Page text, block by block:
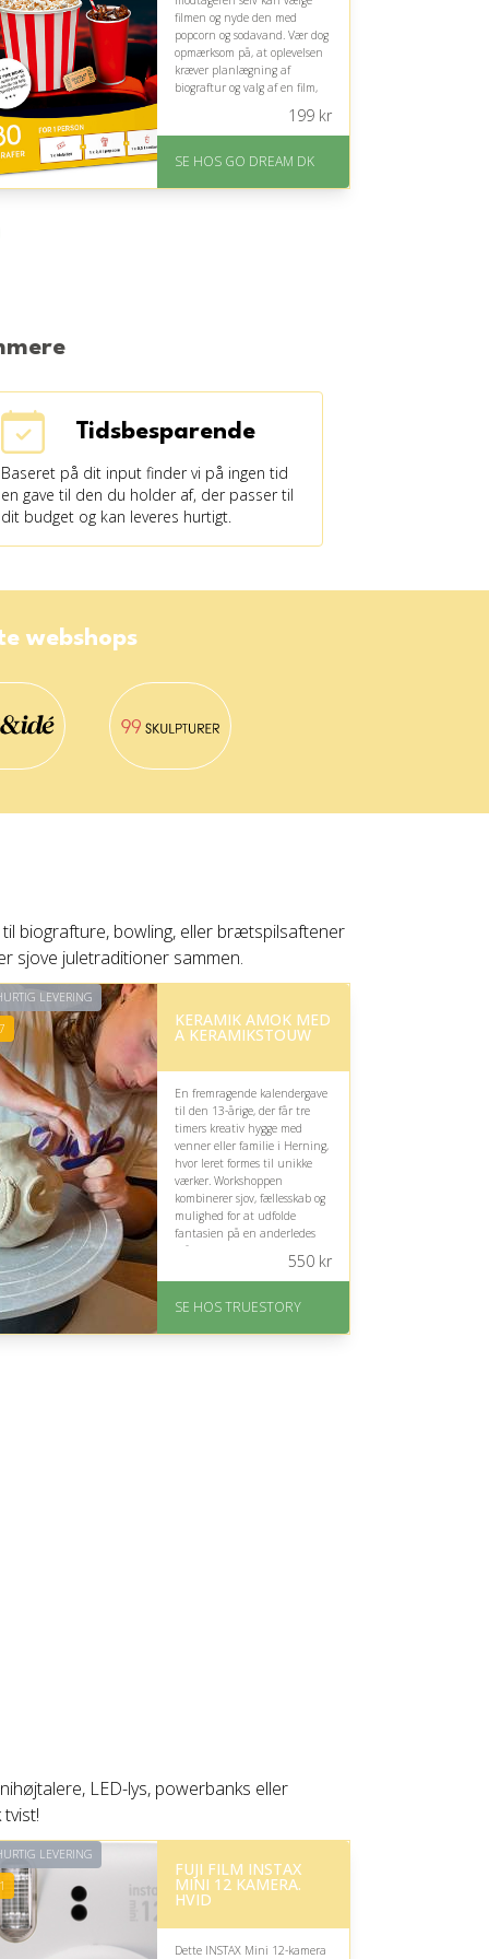
filmen og nyde den med
popcorn og sodavand. Vær dog
opmærksom på, at oplevelsen
kræver planlægning af
biograftur og valg af en film,
På lager
Levering: E-gavekort kan
199kr
SE HOS GO DREAM DK
Tidsbesparende
Baseret på dit input finder vi på ingen tid
en gave til den du holder af, der passer til
dit budget og kan leveres hurtigt.
webshops
biografture, bowling, eller brætspilsaftener
sjove juletraditioner sammen.
LEVERING
KERAMIK AMOK MED
A KERAMIKSTOUW
En fremragende kalendergave
til den 13-årige, der får tre
timers kreativ hygge med
venner eller familie i Herning,
hvor leret formes til unikke
værker. Workshoppen
kombinerer sjov, fællesskab og
mulighed for at udfolde
fantasien på en anderledes
måde.
På lager
Levering: 1-2 dages
550kr
SE HOS TRUESTORY
LED-lys, powerbanks eller
LEVERING
FUJI FILM INSTAX
MINI 12 KAMERA.
HVID
Dette INSTAX Mini 12-kamera